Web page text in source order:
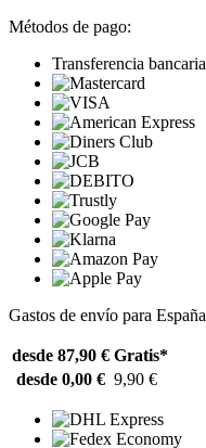
Métodos de pago:
Transferencia bancaria
Gastos de envío para España
desde 87,90 € Gratis*
desde 0,00 € 9,90 €